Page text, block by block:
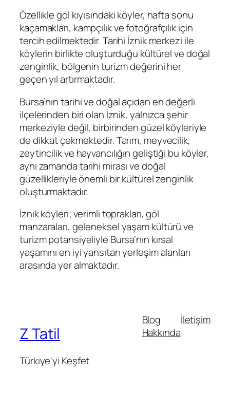
Özellikle göl kıyısındaki köyler, hafta sonu
kaçamakları, kampçılık ve fotoğrafçılık için
tercih edilmektedir. Tarihi İznik merkezi ile
köylerin birlikte oluşturduğu kültürel ve doğal
zenginlik, bölgenin turizm değerini her
geçen yıl artırmaktadır.
Bursa’nın tarihi ve doğal açıdan en değerli
ilçelerinden biri olan İznik, yalnızca şehir
merkeziyle değil, birbirinden güzel köyleriyle
de dikkat çekmektedir. Tarım, meyvecilik,
zeytincilik ve hayvancılığın geliştiği bu köyler,
aynı zamanda tarihi mirası ve doğal
güzellikleriyle önemli bir kültürel zenginlik
oluşturmaktadır.
İznik köyleri; verimli toprakları, göl
manzaraları, geleneksel yaşam kültürü ve
turizm potansiyeliyle Bursa’nın kırsal
yaşamını en iyi yansıtan yerleşim alanları
arasında yer almaktadır.
Z Tatil
Türkiye'yi Keşfet
Blog
Hakkında
İletişim